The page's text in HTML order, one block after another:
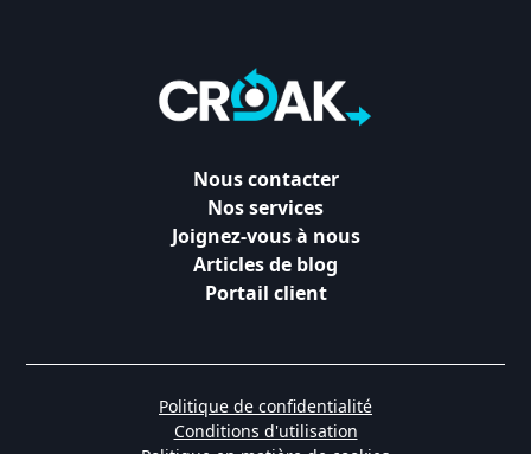
Nous contacter
Nos services
Joignez-vous à nous
Articles de blog
Portail client
Politique de confidentialité
Conditions d'utilisation